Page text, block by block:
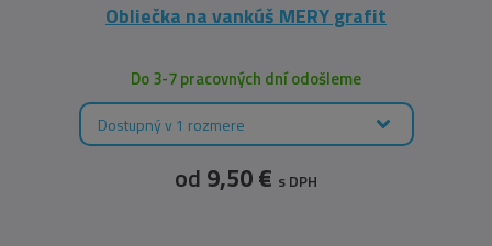
Obliečka na vankúš MERY grafit
Do 3-7 pracovných dní odošleme
Dostupný v 1 rozmere
od 9,50 € s DPH